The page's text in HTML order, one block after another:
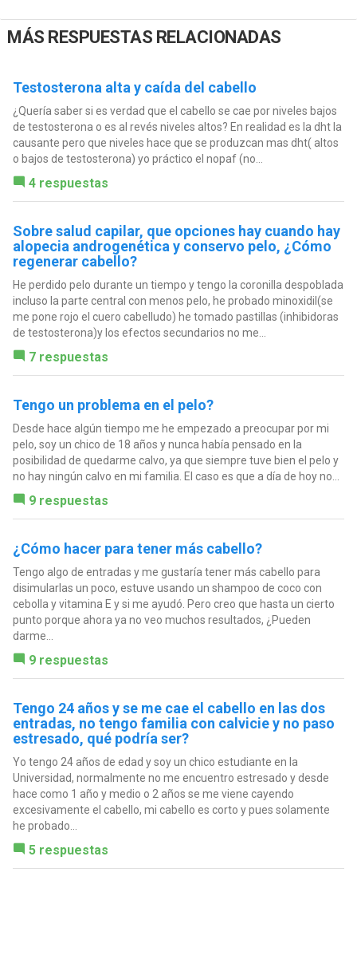
MÁS RESPUESTAS RELACIONADAS
Testosterona alta y caída del cabello
¿Quería saber si es verdad que el cabello se cae por niveles bajos
de testosterona o es al revés niveles altos? En realidad es la dht la
causante pero que niveles hace que se produzcan mas dht( altos
o bajos de testosterona) yo práctico el nopaf (no...
4 respuestas
Sobre salud capilar, que opciones hay cuando hay
alopecia androgenética y conservo pelo, ¿Cómo
regenerar cabello?
He perdido pelo durante un tiempo y tengo la coronilla despoblada
incluso la parte central con menos pelo, he probado minoxidil(se
me pone rojo el cuero cabelludo) he tomado pastillas (inhibidoras
de testosterona)y los efectos secundarios no me...
7 respuestas
Tengo un problema en el pelo?
Desde hace algún tiempo me he empezado a preocupar por mi
pelo, soy un chico de 18 años y nunca había pensado en la
posibilidad de quedarme calvo, ya que siempre tuve bien el pelo y
no hay ningún calvo en mi familia. El caso es que a día de hoy no...
9 respuestas
¿Cómo hacer para tener más cabello?
Tengo algo de entradas y me gustaría tener más cabello para
disimularlas un poco, estuve usando un shampoo de coco con
cebolla y vitamina E y si me ayudó. Pero creo que hasta un cierto
punto porque ahora ya no veo muchos resultados, ¿Pueden
darme...
9 respuestas
Tengo 24 años y se me cae el cabello en las dos
entradas, no tengo familia con calvicie y no paso
estresado, qué podría ser?
Yo tengo 24 años de edad y soy un chico estudiante en la
Universidad, normalmente no me encuentro estresado y desde
hace como 1 año y medio o 2 años se me viene cayendo
excesivamente el cabello, mi cabello es corto y pues solamente
he probado...
5 respuestas